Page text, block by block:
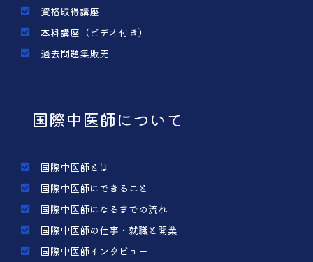
資格取得講座
本科講座（ビデオ付き）
過去問題集販売
国際中医師について
国際中医師とは
国際中医師にできること
国際中医師になるまでの流れ
国際中医師の仕事・就職と開業
国際中医師インタビュー